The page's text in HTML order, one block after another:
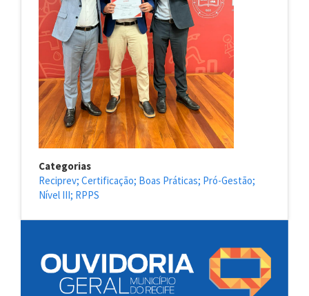
Categorias
Reciprev; Certificação; Boas Práticas; Pró-Gestão;
Nível III; RPPS